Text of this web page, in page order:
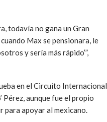
todavía no gana un Gran
Max se pensionara, le
y sería más rápido’”,
en el Circuito Internacional
Pérez, aunque fue el propio
para apoyar al mexicano.